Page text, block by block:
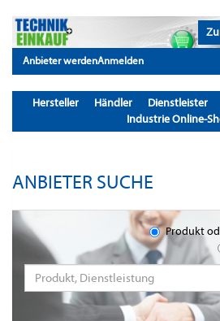
Anbieter werdenAnmelden
Hersteller Händler Dienstleister
Industrie Online-
ANBIETER SUCHE
Produkt